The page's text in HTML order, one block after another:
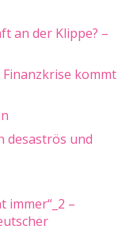
an der Klippe? –
Finanzkrise kommt
desaströs und
immer“_2 –